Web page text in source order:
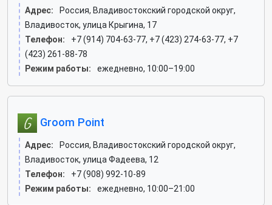
Адрес:
Россия, Владивостокский городской округ,
Владивосток, улица Крыгина, 17
Телефон:
+7 (914) 704-63-77, +7 (423) 274-63-77, +7
(423) 261-88-78
Режим работы:
ежедневно, 10:00–19:00
Groom Point
Адрес:
Россия, Владивостокский городской округ,
Владивосток, улица Фадеева, 12
Телефон:
+7 (908) 992-10-89
Режим работы:
ежедневно, 10:00–21:00